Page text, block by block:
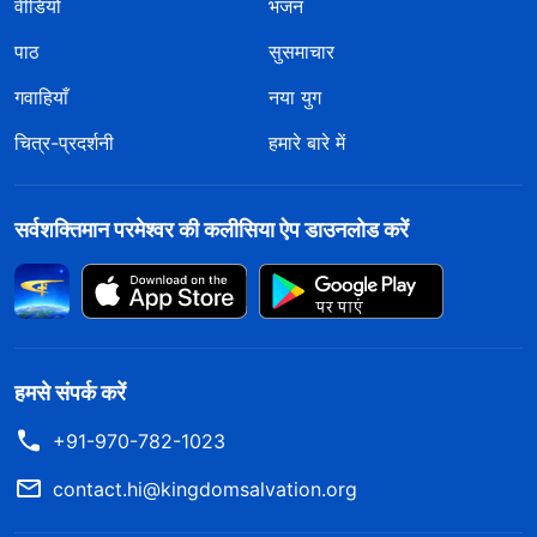
वीडियो
भजन
पाठ
सुसमाचार
गवाहियाँ
नया युग
चित्र-प्रदर्शनी
हमारे बारे में
सर्वशक्तिमान परमेश्वर की कलीसिया ऐप डाउनलोड करें
हमसे संपर्क करें
+91-970-782-1023
contact.hi@kingdomsalvation.org